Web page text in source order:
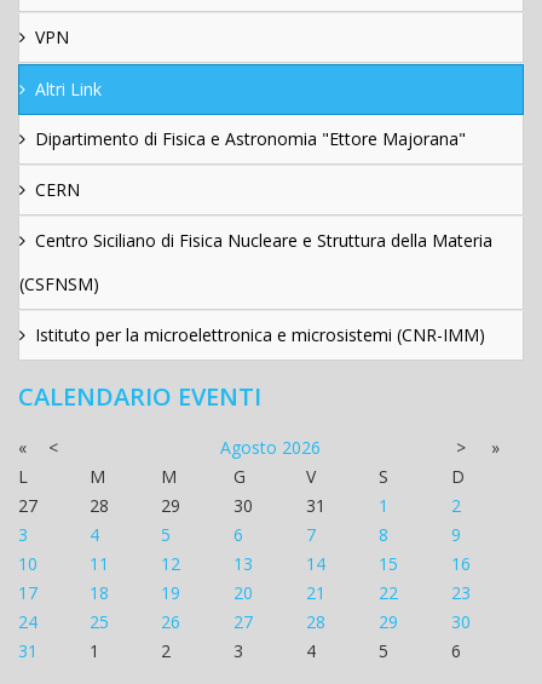
VPN
Altri Link
Dipartimento di Fisica e Astronomia "Ettore Majorana"
CERN
Centro Siciliano di Fisica Nucleare e Struttura della Materia
(CSFNSM)
Istituto per la microelettronica e microsistemi (CNR-IMM)
CALENDARIO EVENTI
« < Agosto 2026 >
»
L
M M G V S
D
27
28 29 30 31 1
2
3
4 5 6 7 8
9
10
11 12 13 14 15
16
17
18 19 20 21 22
23
24
25 26 27 28 29
30
31
1 2 3 4 5 6